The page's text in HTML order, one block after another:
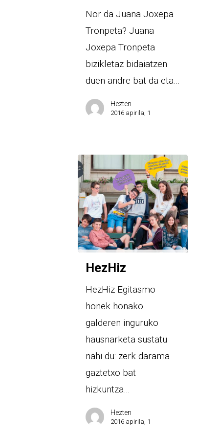
Nor da Juana Joxepa
Tronpeta? Juana
Joxepa Tronpeta
bizikletaz bidaiatzen
duen andre bat da eta…
Hezten
2016 apirila, 1
HezHiz
HezHiz Egitasmo
honek honako
galderen inguruko
hausnarketa sustatu
nahi du: zerk darama
gaztetxo bat
hizkuntza…
Hezten
2016 apirila, 1